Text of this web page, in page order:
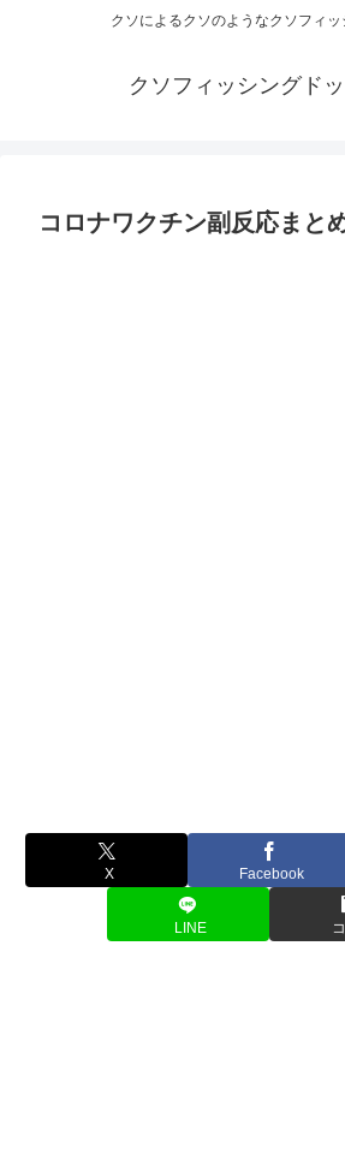
クソによるクソのようなクソフィッ
クソフィッシングド
コロナワクチン副反応まと
X Facebook
LINE